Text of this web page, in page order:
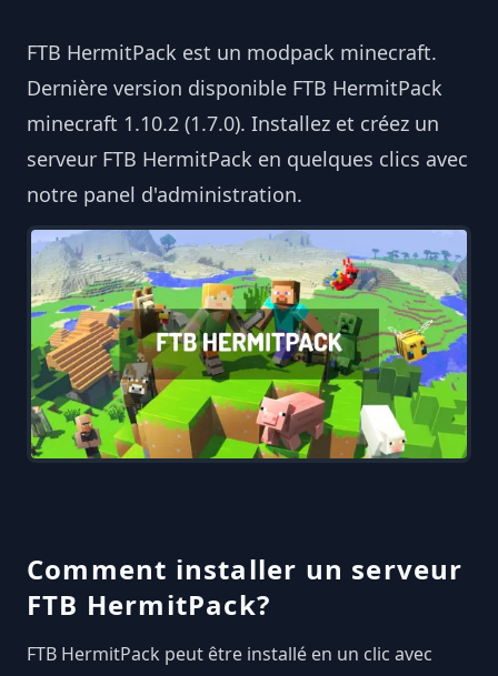
FTB HermitPack est un modpack minecraft.
Dernière version disponible FTB HermitPack
minecraft 1.10.2 (1.7.0). Installez et créez un
serveur FTB HermitPack en quelques clics avec
notre panel d'administration.
Comment installer un serveur
FTB HermitPack?
FTB HermitPack peut être installé en un clic avec